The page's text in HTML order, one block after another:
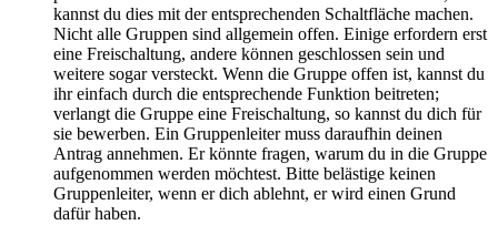
kannst du dies mit der entsprechenden Schaltfläche machen.
Nicht alle Gruppen sind allgemein offen. Einige erfordern erst
eine Freischaltung, andere können geschlossen sein und
weitere sogar versteckt. Wenn die Gruppe offen ist, kannst du
ihr einfach durch die entsprechende Funktion beitreten;
verlangt die Gruppe eine Freischaltung, so kannst du dich für
sie bewerben. Ein Gruppenleiter muss daraufhin deinen
Antrag annehmen. Er könnte fragen, warum du in die Gruppe
aufgenommen werden möchtest. Bitte belästige keinen
Gruppenleiter, wenn er dich ablehnt, er wird einen Grund
dafür haben.